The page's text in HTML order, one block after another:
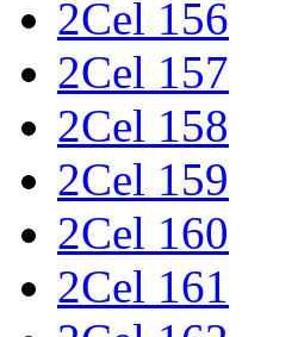
2Cel 156
2Cel 157
2Cel 158
2Cel 159
2Cel 160
2Cel 161